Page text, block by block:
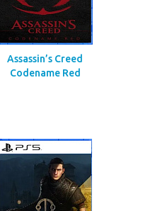
Assassin’s Creed
Codename Red